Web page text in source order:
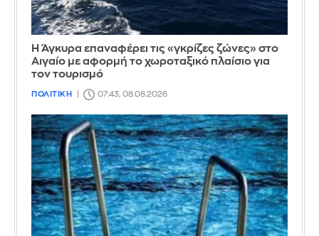
Η Άγκυρα επαναφέρει τις «γκρίζες ζώνες» στο
Αιγαίο με αφορμή το χωροταξικό πλαίσιο για
τον τουρισμό
ΠΟΛΙΤΙΚΗ 07:43, 08.08.2026